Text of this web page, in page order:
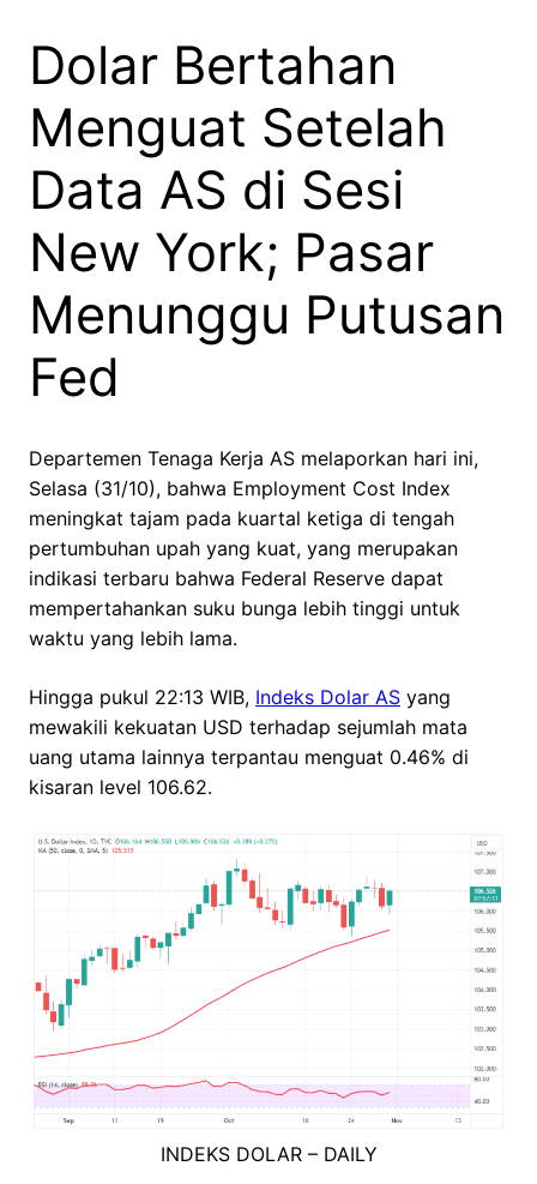
Dolar Bertahan
Menguat Setelah
Data AS di Sesi
New York; Pasar
Menunggu Putusan
Fed
Departemen Tenaga Kerja AS melaporkan hari ini,
Selasa (31/10), bahwa Employment Cost Index
meningkat tajam pada kuartal ketiga di tengah
pertumbuhan upah yang kuat, yang merupakan
indikasi terbaru bahwa Federal Reserve dapat
mempertahankan suku bunga lebih tinggi untuk
waktu yang lebih lama.
Hingga pukul 22:13 WIB, Indeks Dolar AS yang
mewakili kekuatan USD terhadap sejumlah mata
uang utama lainnya terpantau menguat 0.46% di
kisaran level 106.62.
INDEKS DOLAR – DAILY